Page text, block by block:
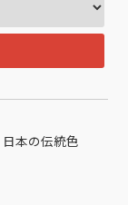
日本の伝統色